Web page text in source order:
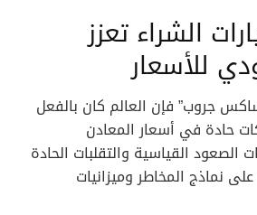
الشراء تعزز
للأسعار
جروب” فإن العالم كان بالفعل
حادة في أسعار المعادن
الصعود القياسية والتقلبات الحادة
نماذج المخاطر وميزانيات